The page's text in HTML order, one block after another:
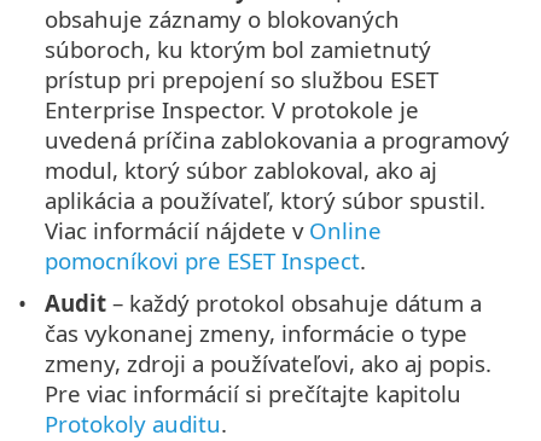
obsahuje záznamy o blokovaných
súboroch, ku ktorým bol zamietnutý
prístup pri prepojení so službou ESET
Enterprise Inspector. V protokole je
uvedená príčina zablokovania a programový
modul, ktorý súbor zablokoval, ako aj
aplikácia a používateľ, ktorý súbor spustil.
Viac informácií nájdete v Online
pomocníkovi pre ESET Inspect.
Audit – každý protokol obsahuje dátum a
čas vykonanej zmeny, informácie o type
zmeny, zdroji a používateľovi, ako aj popis.
Pre viac informácií si prečítajte kapitolu
Protokoly auditu.